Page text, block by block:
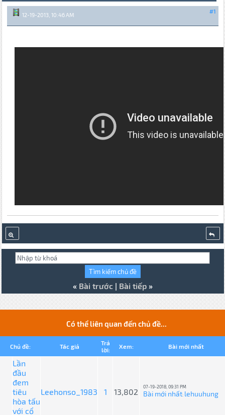
#1
12-19-2013, 10:46 AM
« Bài trước| Bài tiếp»
Có thể liên quan đến chủ đề...
Chủ đề: Tác giả
Trả
lời:
Xem: Bài mới nhất
Lần
đầu
đem
tiêu
hòa tấu
với cổ
Leehonso_1983 1 13,802
07-19-2018, 09:31 PM
Bài mới nhất: lehuuhung